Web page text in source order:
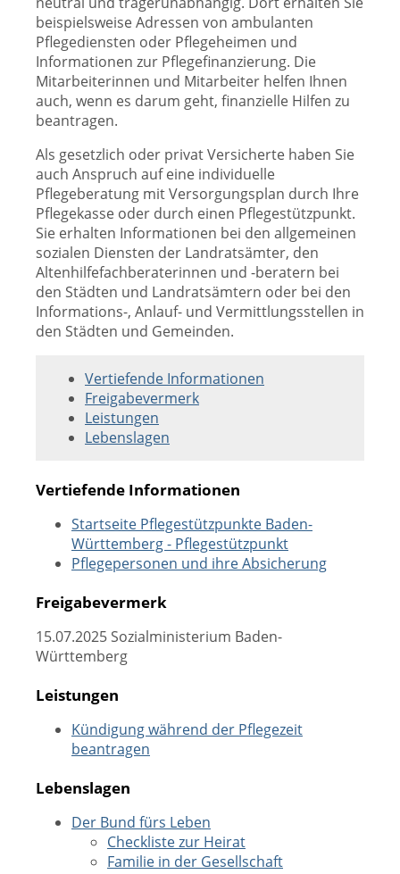
beispielsweise Adressen von ambulanten
Pflegediensten oder Pflegeheimen und
Informationen zur Pflegefinanzierung. Die
Mitarbeiterinnen und Mitarbeiter helfen Ihnen
auch, wenn es darum geht, finanzielle Hilfen zu
beantragen.
Als gesetzlich oder privat Versicherte haben Sie
auch Anspruch auf eine individuelle
Pflegeberatung mit Versorgungsplan durch Ihre
Pflegekasse oder durch einen Pflegestützpunkt.
Sie erhalten Informationen bei den allgemeinen
sozialen Diensten der Landratsämter, den
Altenhilfefachberaterinnen und -beratern bei
den Städten und Landratsämtern oder bei den
Informations-, Anlauf- und Vermittlungsstellen in
den Städten und Gemeinden.
Vertiefende Informationen
Freigabevermerk
Leistungen
Lebenslagen
Vertiefende Informationen
Startseite Pflegestützpunkte Baden-
Württemberg - Pflegestützpunkt
Pflegepersonen und ihre Absicherung
Freigabevermerk
15.07.2025 Sozialministerium Baden-
Württemberg
Leistungen
Kündigung während der Pflegezeit
beantragen
Lebenslagen
Der Bund fürs Leben
Checkliste zur Heirat
Familie in der Gesellschaft